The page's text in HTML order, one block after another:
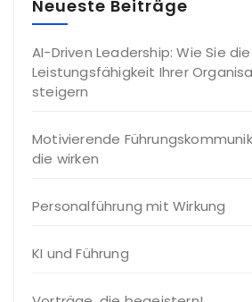
Neueste Beiträge
AI-Driven Leadership: Wie Sie die
Leistungsfähigkeit Ihrer
steigern
Motivierende
die wirken
Personalführung mit Wirkung
KI und Führung